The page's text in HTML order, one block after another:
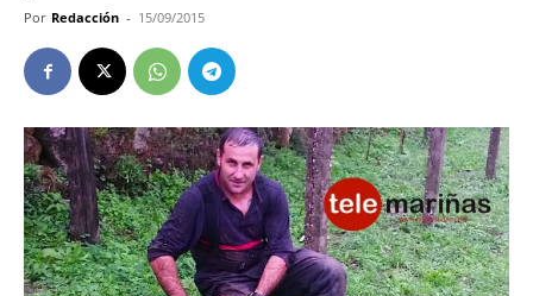
Por Redacción - 15/09/2015